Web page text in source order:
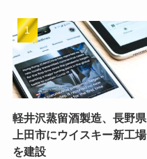
軽井沢蒸留酒製造、長野県
上田市にウイスキー新工場
を建設